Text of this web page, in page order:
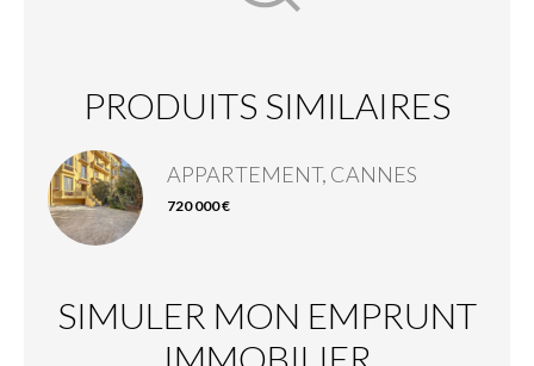
PRODUITS SIMILAIRES
APPARTEMENT, CANNES
720 000 €
SIMULER MON EMPRUNT
IMMOBILIER